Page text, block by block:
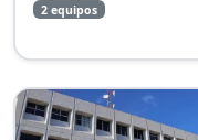
2 equipos